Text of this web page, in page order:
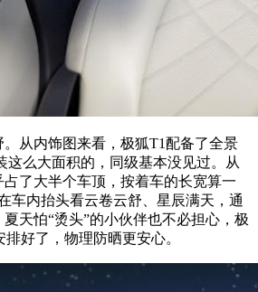
从内饰图来看，极狐T1配备了全景
这么大面积的，同级基本没见过。从
了大半个车顶，按着车的长宽算一
车内抬头看云卷云舒、星辰满天，通
天怕“烫头”的小伙伴也不必担心，极
好了，物理防晒更安心。